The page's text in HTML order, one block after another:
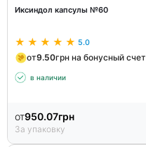
Иксиндол капсулы №60
5.0
от9.50грн на бонусный счет
в наличии
от950.07грн
За упаковку